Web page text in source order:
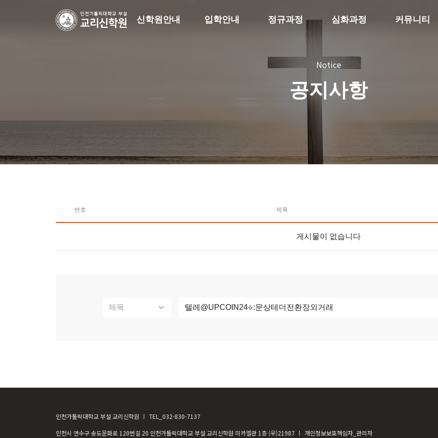
신학원안내 입학안내 정규과정 심화과정 커뮤니티
Notice
공지사항
번호 제목
게시물이 없습니다
인천가톨릭대학교 부설 교리신학원
TEL_032-830-7137
인천시 연수구 송도문화로 120번길 20 인천가톨릭대학교 부설 교리신학원 미카엘관 1층 (우)21987
개인정보보호책임자_관리자